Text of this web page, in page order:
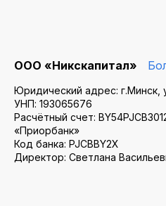
ООО «Никскапитал»
Юридический адрес: г.Минск,
УНП: 193065676
Расчётный счет:
«Приорбанк»
Код банка: PJCBBY2X
Директор: Светлана